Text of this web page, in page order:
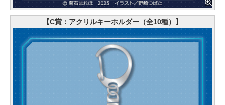
【C賞：アクリルキーホルダー（全10種）】